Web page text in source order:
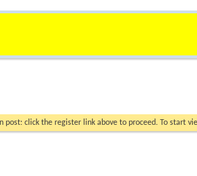
post: click the register link above to proceed. To start